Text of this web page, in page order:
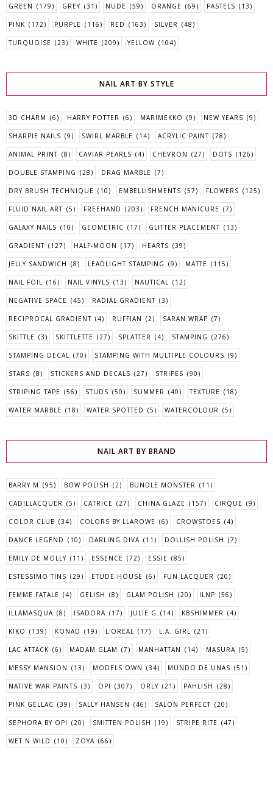
GREEN (179) GREY (31) NUDE (59) ORANGE (69) PASTELS (13)
PINK (172) PURPLE (116) RED (163) SILVER (48)
TURQUOISE (23) WHITE (209) YELLOW (104)
NAIL ART BY STYLE
3D CHARM (6) HARRY POTTER (6) MARIMEKKO (9) NEW YEARS (9)
SHARPIE NAILS (9) SWIRL MARBLE (14) ACRYLIC PAINT (78)
ANIMAL PRINT (8) CAVIAR PEARLS (4) CHEVRON (27) DOTS (126)
DOUBLE STAMPING (28) DRAG MARBLE (7)
DRY BRUSH TECHNIQUE (10) EMBELLISHMENTS (57) FLOWERS (125)
FLUID NAIL ART (5) FREEHAND (203) FRENCH MANICURE (7)
GALAXY NAILS (10) GEOMETRIC (17) GLITTER PLACEMENT (13)
GRADIENT (127) HALF-MOON (17) HEARTS (39)
JELLY SANDWICH (8) LEADLIGHT STAMPING (9) MATTE (115)
NAIL FOIL (16) NAIL VINYLS (13) NAUTICAL (12)
NEGATIVE SPACE (45) RADIAL GRADIENT (3)
RECIPROCAL GRADIENT (4) RUFFIAN (2) SARAN WRAP (7)
SKITTLE (3) SKITTLETTE (27) SPLATTER (4) STAMPING (276)
STAMPING DECAL (70) STAMPING WITH MULTIPLE COLOURS (9)
STARS (8) STICKERS AND DECALS (27) STRIPES (90)
STRIPING TAPE (56) STUDS (50) SUMMER (40) TEXTURE (18)
WATER MARBLE (18) WATER SPOTTED (5) WATERCOLOUR (5)
NAIL ART BY BRAND
BARRY M (95) BOW POLISH (2) BUNDLE MONSTER (11)
CADILLACQUER (5) CATRICE (27) CHINA GLAZE (157) CIRQUE (9)
COLOR CLUB (34) COLORS BY LLAROWE (6) CROWSTOES (4)
DANCE LEGEND (10) DARLING DIVA (11) DOLLISH POLISH (7)
EMILY DE MOLLY (11) ESSENCE (72) ESSIE (85)
ESTESSIMO TINS (29) ETUDE HOUSE (6) FUN LACQUER (20)
FEMME FATALE (4) GELISH (8) GLAM POLISH (20) ILNP (56)
ILLAMASQUA (8) ISADORA (17) JULIE G (14) KBSHIMMER (4)
KIKO (139) KONAD (19) L'OREAL (17) L.A. GIRL (21)
LAC ATTACK (6) MADAM GLAM (7) MANHATTAN (14) MASURA (5)
MESSY MANSION (13) MODELS OWN (34) MUNDO DE UNAS (51)
NATIVE WAR PAINTS (3) OPI (307) ORLY (21) PAHLISH (28)
PINK GELLAC (39) SALLY HANSEN (46) SALON PERFECT (20)
SEPHORA BY OPI (20) SMITTEN POLISH (19) STRIPE RITE (47)
WET N WILD (10) ZOYA (66)